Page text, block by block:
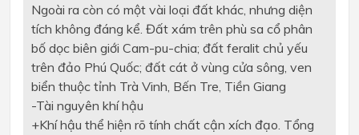
Ngoài ra còn có một vài loại đất khác, nhưng diện
tích không đáng kể. Đất xám trên phù sa cổ phân
bố dọc biên giới Cam-pu-chia; đất feralit chủ yếu
trên đảo Phú Quốc; đất cát ở vùng cửa sông, ven
biển thuộc tỉnh Trà Vinh, Bến Tre, Tiền Giang
-Tài nguyên khí hậu
+Khí hậu thể hiện rõ tính chất cận xích đạo. Tổng